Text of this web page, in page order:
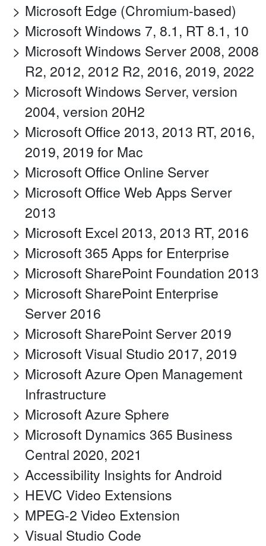
Microsoft Edge (Chromium-based)
Microsoft Windows 7, 8.1, RT 8.1, 10
Microsoft Windows Server 2008, 2008
R2, 2012, 2012 R2, 2016, 2019, 2022
Microsoft Windows Server, version
2004, version 20H2
Microsoft Office 2013, 2013 RT, 2016,
2019, 2019 for Mac
Microsoft Office Online Server
Microsoft Office Web Apps Server
2013
Microsoft Excel 2013, 2013 RT, 2016
Microsoft 365 Apps for Enterprise
Microsoft SharePoint Foundation 2013
Microsoft SharePoint Enterprise
Server 2016
Microsoft SharePoint Server 2019
Microsoft Visual Studio 2017, 2019
Microsoft Azure Open Management
Infrastructure
Microsoft Azure Sphere
Microsoft Dynamics 365 Business
Central 2020, 2021
Accessibility Insights for Android
HEVC Video Extensions
MPEG-2 Video Extension
Visual Studio Code